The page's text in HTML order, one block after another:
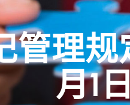
管理
月1